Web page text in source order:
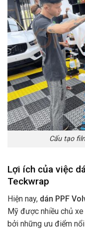
Cấu tạo
Lợi ích của việc
Teckwrap
Hiện nay, dán PPF
Mỹ được nhiều chủ
bởi những ưu điểm